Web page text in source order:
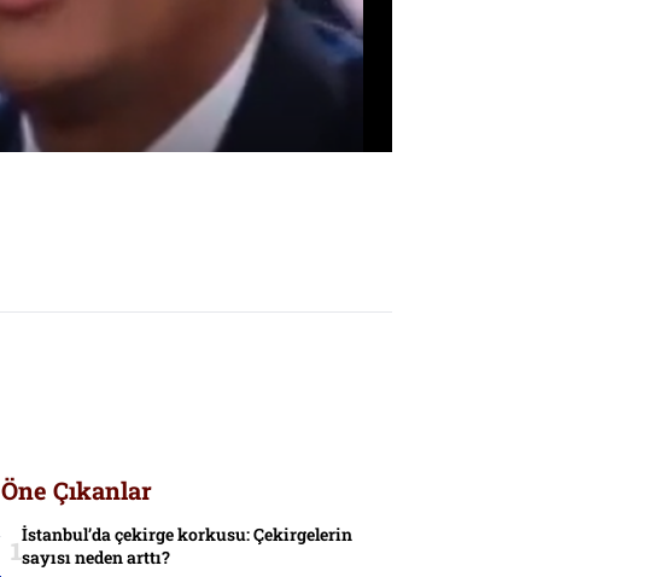
Öne Çıkanlar
İstanbul’da çekirge korkusu: Çekirgelerin
sayısı neden arttı?